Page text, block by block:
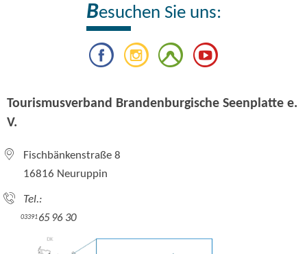
Besuchen Sie uns:
Tourismusverband Brandenburgische Seenplatte e.
V.
Fischbänkenstraße 8
16816 Neuruppin
Tel.:
0339165 96 30